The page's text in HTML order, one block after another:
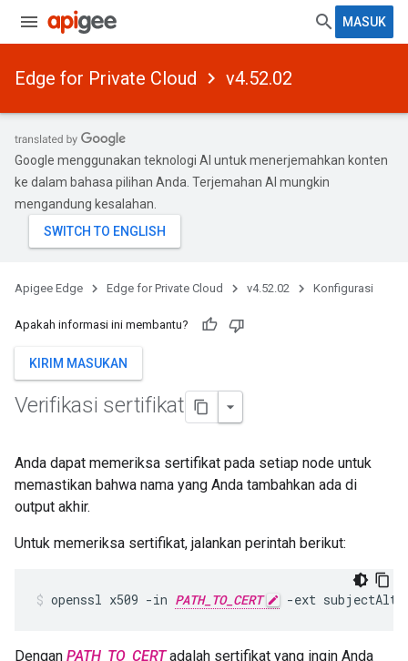
MASUK
Edge for Private Cloud v4.52.02
Google menggunakan teknologi AI untuk menerjemahkan konten
ke dalam bahasa pilihan Anda. Terjemahan AI mungkin
mengandung kesalahan.
Apigee Edge Edge for Private Cloud v4.52.02 Konfigurasi
Apakah informasi ini membantu?
KIRIM MASUKAN
Verifikasi sertifikat
Anda dapat memeriksa sertifikat pada setiap node untuk
memastikan bahwa nama yang Anda tambahkan ada di
output akhir.
Untuk memeriksa sertifikat, jalankan perintah berikut:
openssl x509 -in PATH_TO_CERT -ext
Dengan PATH_TO_CERTadalah sertifikat yang ingin Anda